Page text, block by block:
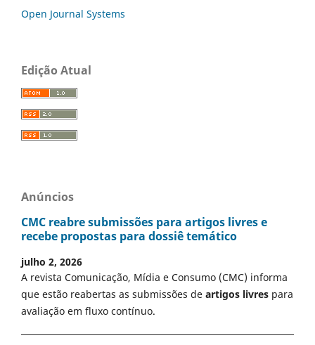
Open Journal Systems
Edição Atual
Anúncios
CMC reabre submissões para artigos livres e
recebe propostas para dossiê temático
julho 2, 2026
A revista Comunicação, Mídia e Consumo (CMC) informa
que estão reabertas as submissões de artigos livres para
avaliação em fluxo contínuo.